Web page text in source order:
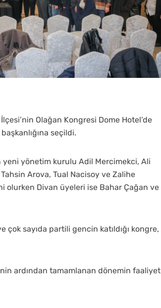
Olağan Kongresi Dome Hotel’de
seçildi.
yeni yönetim kurulu Adil Mercimekci, Ali
Arova, Tual Nacisoy ve Zalihe
olurken Divan üyeleri ise Bahar Çağan ve
çok sayıda partili gencin katıldığı kongre,
ardından tamamlanan dönemin faaliyet